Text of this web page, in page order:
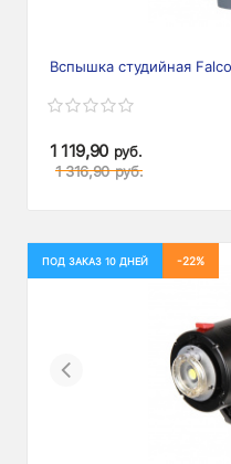
Вспышка студийная
1 119,90 руб.
1 316,90 руб.
ПОД ЗАКАЗ 10 ДНЕЙ -22%
Previous